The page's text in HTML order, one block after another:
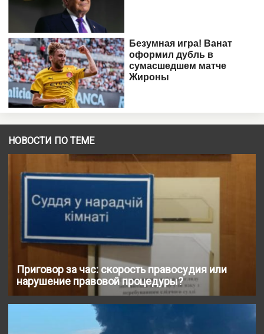
НОВОСТИ ПО ТЕМЕ
Приговор за час: скорость правосудия или
нарушение правовой процедуры?